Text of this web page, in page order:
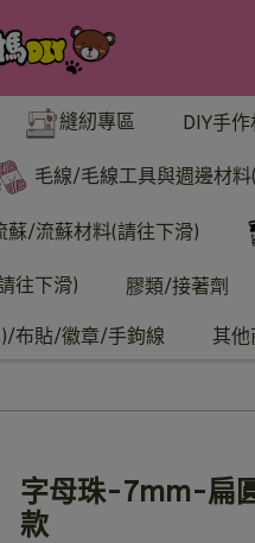
縫紉專區 DIY手
毛線/毛線工具與週邊材
/流蘇材料(請往下滑)
往下滑) 膠類/接著劑
布貼/徽章/手鉤線 其他
字母珠-7mm-扁
款